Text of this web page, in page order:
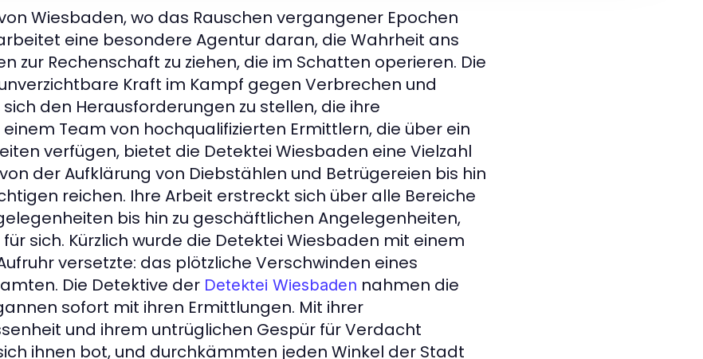
Wiesbaden, wo das Rauschen vergangener Epochen
eine besondere Agentur daran, die Wahrheit ans
zur Rechenschaft zu ziehen, die im Schatten operieren. Die
Kraft im Kampf gegen Verbrechen und
den Herausforderungen zu stellen, die ihre
Team von hochqualifizierten Ermittlern, die über ein
verfügen, bietet die Detektei Wiesbaden eine Vielzahl
der Aufklärung von Diebstählen und Betrügereien bis hin
reichen. Ihre Arbeit erstreckt sich über alle Bereiche
bis hin zu geschäftlichen Angelegenheiten,
sich. Kürzlich wurde die Detektei Wiesbaden mit einem
versetzte: das plötzliche Verschwinden eines
Die Detektive der Detektei Wiesbaden nahmen die
sofort mit ihren Ermittlungen. Mit ihrer
und ihrem untrüglichen Gespür für Verdacht
ihnen bot, und durchkämmten jeden Winkel der Stadt